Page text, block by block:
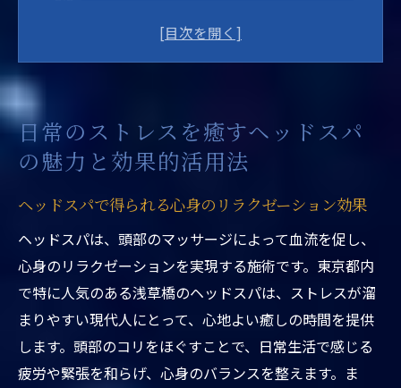
東京都内でヘッドスパを選ぶ際のポイント
ヘッドスパと他のリラクゼーション施術の
違い
ヘッドスパがストレス解消に役立つ理由
浅草橋で体験する極上のヘッドスパで心と体を
リフレッシュ
浅草橋でおすすめのヘッドスパ店舗紹介
都市の中で味わうリラクゼーションの贅沢
ヘッドスパ施術の流れとその効果
日常のストレスを癒すヘッドスパ
の魅力と効果的活用法
ヘッドスパで得られる心身のリラクゼーション効果
ヘッドスパは、頭部のマッサージによって血流を促し、
心身のリラクゼーションを実現する施術です。東京都内
で特に人気のある浅草橋のヘッドスパは、ストレスが溜
まりやすい現代人にとって、心地よい癒しの時間を提供
します。頭部のコリをほぐすことで、日常生活で感じる
疲労や緊張を和らげ、心身のバランスを整えます。ま